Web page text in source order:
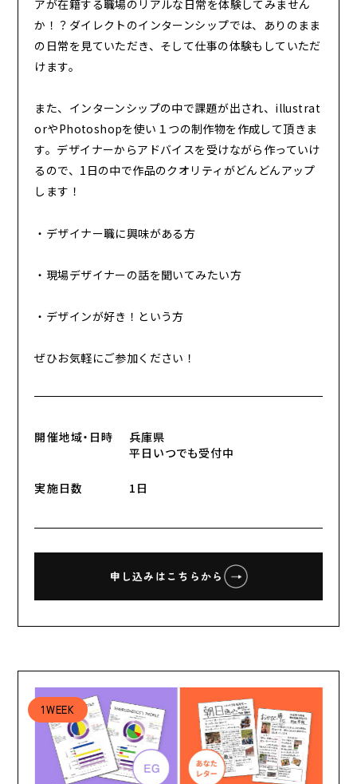
アが在籍する職場のリアルな日常を体験してみません
か！？ ダイレクトのインターンシップでは、ありのまま
の日常を見ていただき、そして仕事の体験もしていただ
けます。
また、インターンシップの中で課題が出され、illustrat
orやPhotoshopを使い１つの制作物を作成して頂きま
す。 デザイナーからアドバイスを受けながら作っていけ
るので、1日の中で作品のクオリティがどんどんアップ
します！
・デザイナー職に興味がある方
・現場デザイナーの話を聞いてみたい方
・デザインが好き！という方
ぜひお気軽にご参加ください！
開催地域・日時
兵庫県
平日いつでも受付中
実施日数 1日
申し込みはこちらから
1WEEK